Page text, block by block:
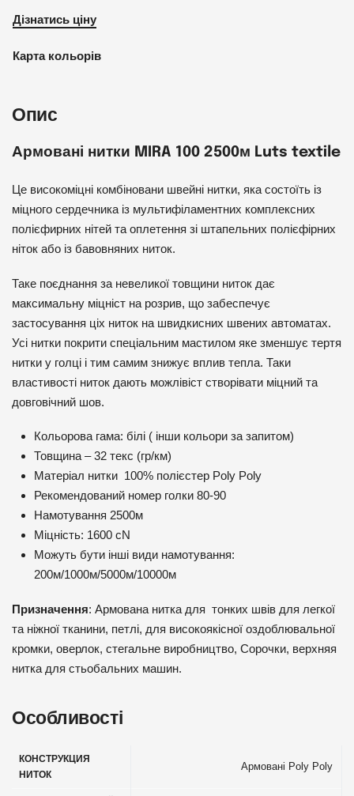
Дізнатись ціну
Карта кольорів
Опис
Армовані нитки MIRA 100 2500м Luts textile
Це високоміцні комбіновани швейні нитки, яка состоїть із
міцного сердечника із мультифіламентних комплексних
полієфирних нітей та оплетення зі штапельних полієфірних
ніток або із бавовняних ниток.
Таке поєднання за невеликої товщини ниток дає
максимальну міцніст на розрив, що забеспечує
застосування ціх ниток на швидкисних швених автоматах.
Усі нитки покрити спеціальним мастилом яке зменшує тертя
нитки у голці і тим самим знижує вплив тепла. Таки
властивості ниток дають можлівіст створівати міцний та
довговічний шов.
Кольорова гама: білі ( інши кольори за запитом)
Товщина – 32 текс (гр/км)
Матеріал нитки 100% полієстер Poly Poly
Рекомендований номер голки 80-90
Намотування 2500м
Міцність: 1600 cN
Можуть бути інші види намотування:
200м/1000м/5000м/10000м
Призначення: Армована нитка для тонких швів для легкої
та ніжної тканини, петлі, для високоякісної оздоблювальної
кромки, оверлок, стегальне виробництво, Сорочки, верхняя
нитка для стьобальних машин.
Особливості
КОНСТРУКЦИЯ
НИТОК
Армовані Poly Poly